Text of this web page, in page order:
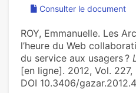
Consulter le document
ROY, Emmanuelle. Les
l’heure du Web
du service aux usagers ?
[en ligne]. 2012, Vol. 227,
DOI 10.3406/